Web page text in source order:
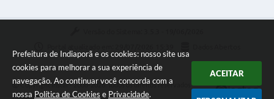
Prefeitura de Indiaporã e os cookies: nosso site usa
cookies para melhorar a sua experiência de
navegação. Ao continuar você concorda com a
nossa Política de Cookies e Privacidade.
ACEITAR
Copyright Instar - 2006-2026. Todos os direitos reservados -
Instar Tecnologia